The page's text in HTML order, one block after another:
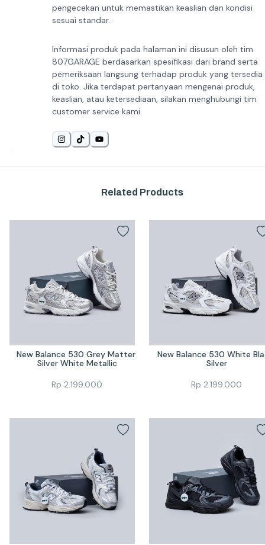
pengecekan untuk memastikan keaslian dan kondisi
sesuai standar.
Informasi produk pada halaman ini disusun oleh tim
807GARAGE berdasarkan spesifikasi dari brand serta
pemeriksaan langsung terhadap produk yang tersedia
di toko. Jika terdapat pertanyaan mengenai produk,
keaslian, atau ketersediaan, silakan menghubungi tim
customer service kami.
Related Products
New Balance 530 Grey Matter
Silver White Metallic
Rp 2.199.000
New Balance 530 White
Silver
Rp 2.199.000